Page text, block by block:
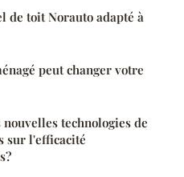
de toit Norauto adapté à
peut changer votre
technologies de
sur l'efficacité